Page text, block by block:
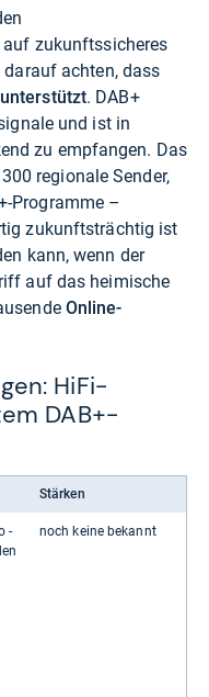
zukunftssicheres
achten, dass
. DAB+
und ist in
zu empfangen. Das
regionale Sender,
Programme –
zukunftsträchtig ist
kann, wenn der
auf das heimische
Online-
HiFi-
DAB+-
Stärken
-​
noch keine bekannt